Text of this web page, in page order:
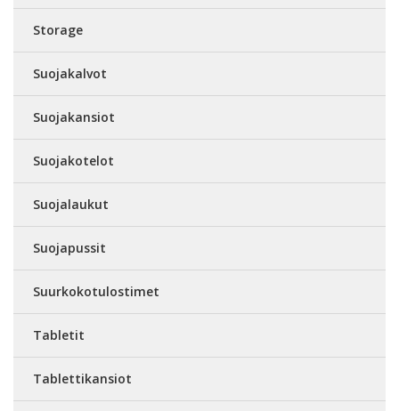
Storage
Suojakalvot
Suojakansiot
Suojakotelot
Suojalaukut
Suojapussit
Suurkokotulostimet
Tabletit
Tablettikansiot